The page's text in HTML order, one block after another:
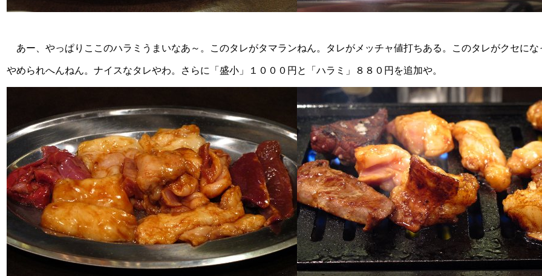
あー、やっぱりここのハラミうまいなあ～。このタレがタマランねん。タレがメッチャ値打ちある。このタレがクセにな
やめられへんねん。ナイスなタレやわ。さらに「盛小」１０００円と「ハラミ」８８０円を追加や。